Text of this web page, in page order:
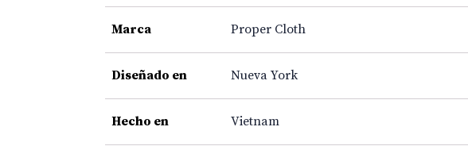
Marca Proper Cloth
Diseñado en Nueva York
Hecho en Vietnam